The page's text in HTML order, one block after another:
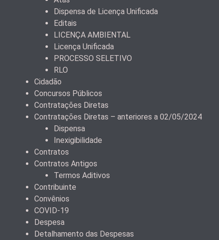
Dispensa de Licença Unificada
Editais
LICENÇA AMBIENTAL
Licença Unificada
PROCESSO SELETIVO
RLO
Cidadão
Concursos Públicos
Contratações Diretas
Contratações Diretas – anteriores a 02/05/2024
Dispensa
Inexigibilidade
Contratos
Contratos Antigos
Termos Aditivos
Contribuinte
Convênios
COVID-19
Despesa
Detalhamento das Despesas